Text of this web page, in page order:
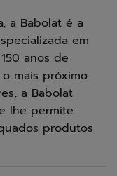
a Babolat é a
em
anos de
mais próximo
a Babolat
lhe permite
produtos